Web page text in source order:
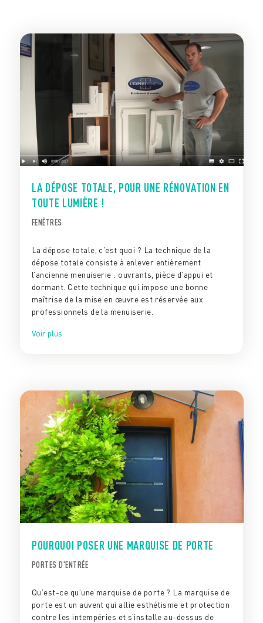
LA DÉPOSE TOTALE, POUR UNE RÉNOVATION EN
TOUTE LUMIÈRE !
FENÊTRES
La dépose totale, c'est quoi ? La technique de la
dépose totale consiste à enlever entièrement
l’ancienne menuiserie : ouvrants, pièce d’appui et
dormant. Cette technique qui impose une bonne
maîtrise de la mise en œuvre est réservée aux
professionnels de la menuiserie.
Voir plus
POURQUOI POSER UNE MARQUISE DE PORTE
PORTES D'ENTRÉE
Qu’est-ce qu’une marquise de porte ? La marquise de
porte est un auvent qui allie esthétisme et protection
contre les intempéries et s’installe au-dessus de